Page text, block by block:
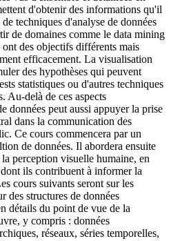
d'obtenir des informations qu'il
techniques d'analyse de données
de domaines comme le data mining
des objectifs différents mais
efficacement. La visualisation
des hypothèses qui peuvent
statistiques ou d'autres techniques
Au-delà de ces aspects
données peut aussi appuyer la prise
dans la communication des
Ce cours commencera par un
de données. Il abordera ensuite
perception visuelle humaine, en
ils contribuent à informer la
cours suivants seront sur les
des structures de données
détails du point de vue de la
y compris : données
réseaux, séries temporelles,